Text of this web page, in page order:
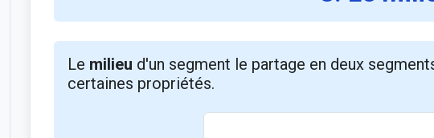
Le milieu d'un segment le partage en deux
certaines propriétés.